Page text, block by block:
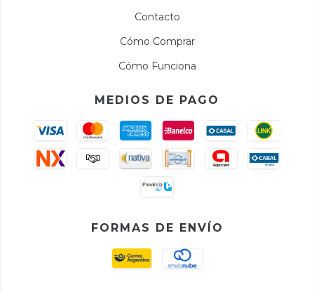
Contacto
Cómo Comprar
Cómo Funciona
MEDIOS DE PAGO
FORMAS DE ENVÍO